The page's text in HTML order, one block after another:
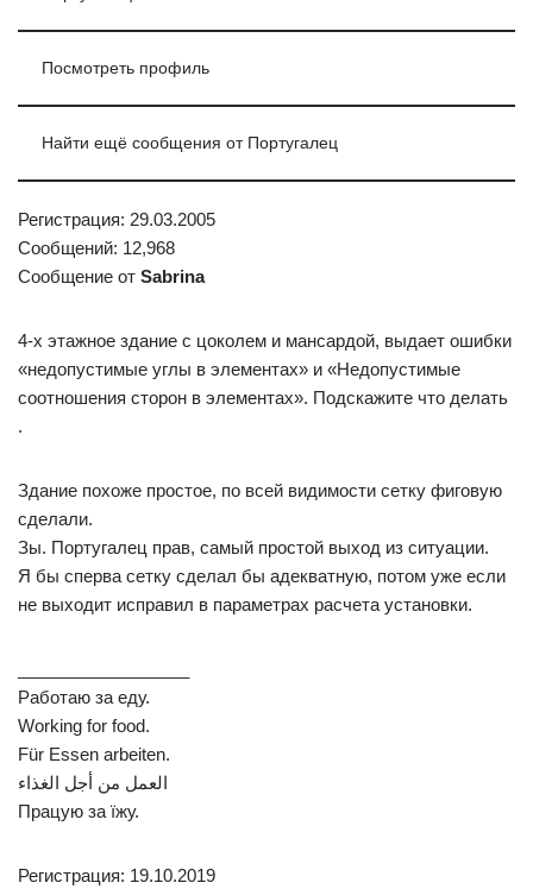
Посмотреть профиль
Найти ещё сообщения от Португалец
Регистрация: 29.03.2005
Сообщений: 12,968
Сообщение от Sabrina
4-х этажное здание с цоколем и мансардой, выдает ошибки
«недопустимые углы в элементах» и «Недопустимые
соотношения сторон в элементах». Подскажите что делать
.
Здание похоже простое, по всей видимости сетку фиговую
сделали.
Зы. Португалец прав, самый простой выход из ситуации.
Я бы сперва сетку сделал бы адекватную, потом уже если
не выходит исправил в параметрах расчета установки.
Работаю за еду.
Working for food.
Für Essen arbeiten.
العمل من أجل الغذاء
Працую за їжу.
Регистрация: 19.10.2019